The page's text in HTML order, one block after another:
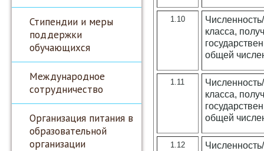
Стипендии и меры
поддержки
обучающихся
Международное
сотрудничество
Организация питания в
образовательной
организации
1.10
класса,
общей
1.11
класса,
общей
1.12